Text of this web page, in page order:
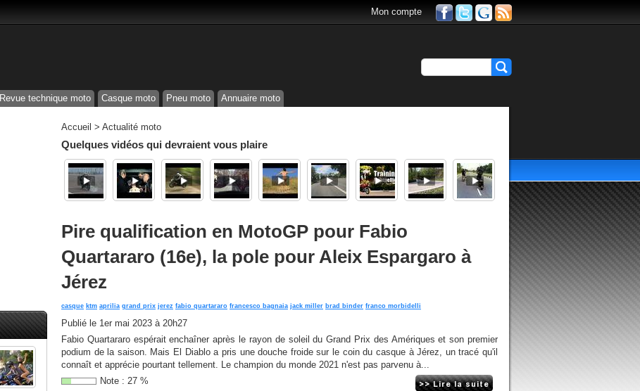
Mon compte
Revue technique moto Casque moto Pneu moto Annuaire moto
Accueil > Actualité moto
Quelques vidéos qui devraient vous plaire
Pire qualification en MotoGP pour Fabio
Quartararo (16e), la pole pour Aleix Espargaro à
Jérez
casque ktm aprilia grand prix jerez fabio quartararo francesco bagnaia jack miller brad binder franco morbidelli
Publié le 1er mai 2023 à 20h27
Fabio Quartararo espérait enchaîner après le rayon de soleil du Grand Prix des Amériques et son premier
podium de la saison. Mais El Diablo a pris une douche froide sur le coin du casque à Jérez, un tracé qu'il
connaît et apprécie pourtant tellement. Le champion du monde 2021 n'est pas parvenu à...
Note : 27 %